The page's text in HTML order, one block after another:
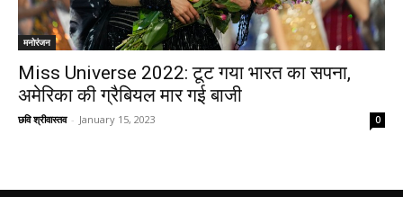
मनोरंजन
Miss Universe 2022: टूट गया भारत का सपना,
अमेरिका की ग्रैबियल मार गई बाजी
छवि श्रीवास्तव - January 15, 2023 0